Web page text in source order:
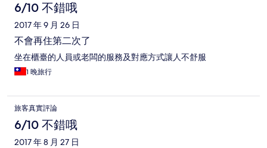
6/10 不錯哦
2017 年 9 月 26 日
不會再住第二次了
坐在櫃臺的人員或老闆的服務及對應方式讓人不舒服
1 晚旅行
旅客真實評論
6/10 不錯哦
2017 年 8 月 27 日